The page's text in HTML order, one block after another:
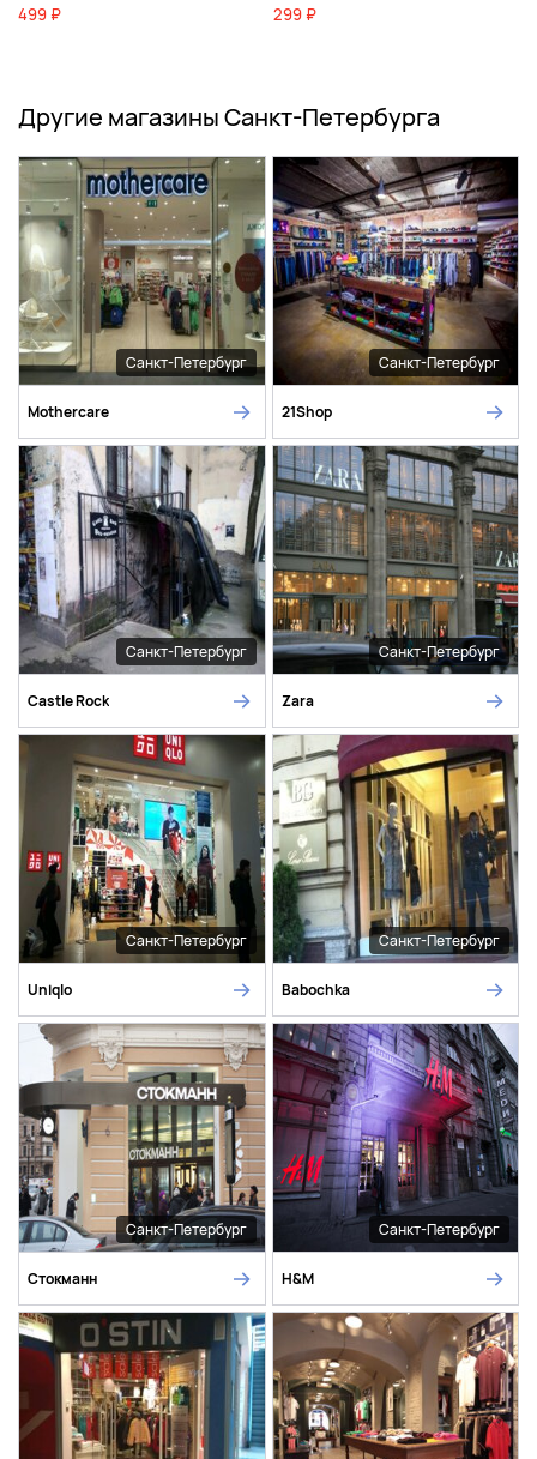
499 ₽ 299 ₽
Другие магазины Санкт-Петербурга
Санкт-Петербург
Mothercare
Санкт-Петербург
21Shop
Санкт-Петербург
Castle Rock
Санкт-Петербург
Zara
Санкт-Петербург
Uniqlo
Санкт-Петербург
Babochka
Санкт-Петербург
Стокманн
Санкт-Петербург
H&M